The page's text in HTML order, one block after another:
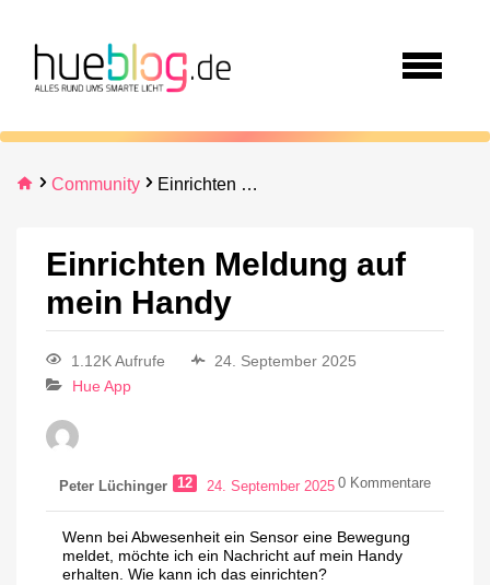
Community Einrichten Meldung auf mein Handy
Einrichten Meldung auf
mein Handy
1.12K Aufrufe
24. September 2025
Hue App
Peter Lüchinger 12 24. September 2025 0 Kommentare
Wenn bei Abwesenheit ein Sensor eine Bewegung
meldet, möchte ich ein Nachricht auf mein Handy
erhalten. Wie kann ich das einrichten?